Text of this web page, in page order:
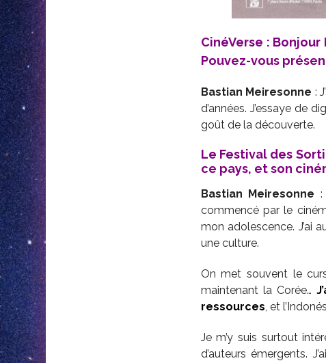
CinéVerse :
Pouvez-vous
Bastian Meiresonne :
d’années. J’essaye de
goût de la découverte.
Le Festival des
ce pays, et son
Bastian Meiresonne :
commencé par le
mon adolescence. J’ai
une culture.
On met souvent le
maintenant la Corée…
ressources, et
Je m’y suis surtout
d’auteurs émergents.